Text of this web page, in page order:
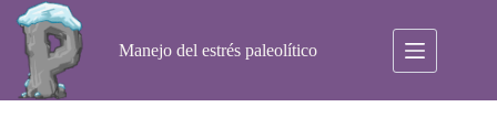
Saltar
contenido
Manejo del estrés paleolítico